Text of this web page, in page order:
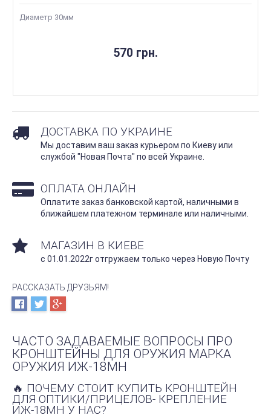
Диаметр 30мм
570 грн.
ДОСТАВКА ПО УКРАИНЕ
Мы доставим ваш заказ курьером по Киеву или
службой "Новая Почта" по всей Украине.
ОПЛАТА ОНЛАЙН
Оплатите заказ банковской картой, наличными в
ближайшем платежном терминале или наличными.
МАГАЗИН В КИЕВЕ
с 01.01.2022г отгружаем только через Новую Почту
РАССКАЗАТЬ ДРУЗЬЯМ!
ЧАСТО ЗАДАВАЕМЫЕ ВОПРОСЫ ПРО
КРОНШТЕЙНЫ ДЛЯ ОРУЖИЯ МАРКА
ОРУЖИЯ ИЖ-18МН
🔥 ПОЧЕМУ СТОИТ КУПИТЬ КРОНШТЕЙН
ДЛЯ ОПТИКИ/ПРИЦЕЛОВ- КРЕПЛЕНИЕ
ИЖ-18МН У НАС?